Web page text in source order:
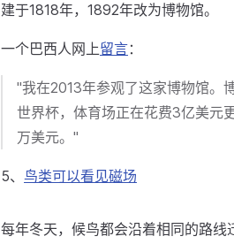
建于1818年，1892年改为博物馆。
一个巴西人网上留言：
"我在2013年参观了这家博物馆。
世界杯，体育场正在花费3亿美元
万美元。"
5、 鸟类可以看见磁场
每年冬天，候鸟都会沿着相同的路